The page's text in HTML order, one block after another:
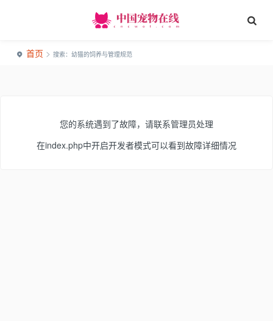
首页 > 搜索：幼猫的饲养与管理规范
您的系统遇到了故障，请联系管理员处理
在index.php中开启开发者模式可以看到故障详细情况